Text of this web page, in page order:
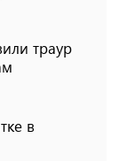
траур
в